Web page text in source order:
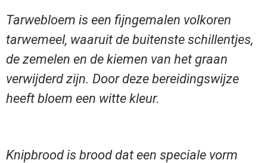
Tarwebloem is een fijngemalen volkoren
tarwemeel, waaruit de buitenste schillentjes,
de zemelen en de kiemen van het graan
verwijderd zijn. Door deze bereidingswijze
heeft bloem een witte kleur.
Knipbrood is brood dat een speciale vorm